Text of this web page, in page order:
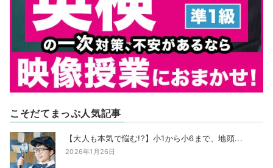
こそだてまっぷ人気記事
【大人も本気で悩む!?】小1から小6まで、地頭...
2026年1月26日